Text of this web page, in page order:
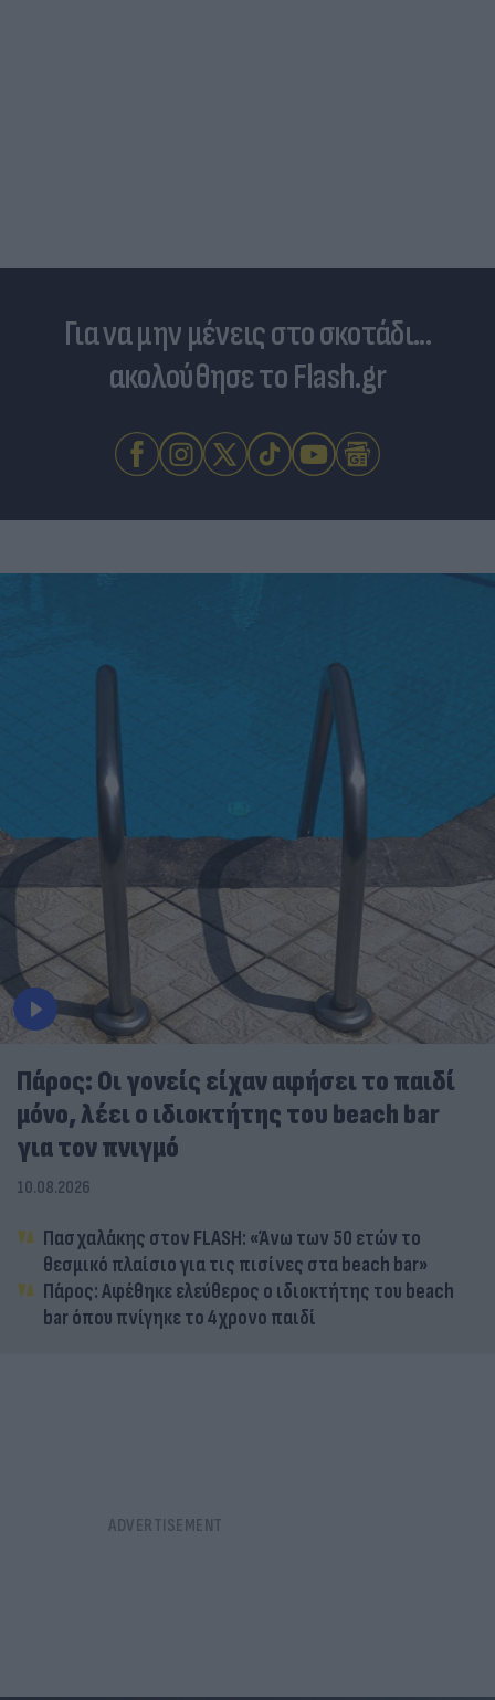
Για να μην μένεις στο σκοτάδι...
ακολούθησε το Flash.gr
Πάρος: Οι γονείς είχαν αφήσει το παιδί
μόνο, λέει ο ιδιοκτήτης του beach bar
για τον πνιγμό
10.08.2026
Πασχαλάκης στον FLASH: «Άνω των 50 ετών το
θεσμικό πλαίσιο για τις πισίνες στα beach bar»
Πάρος: Αφέθηκε ελεύθερος ο ιδιοκτήτης του beach
bar όπου πνίγηκε το 4χρονο παιδί